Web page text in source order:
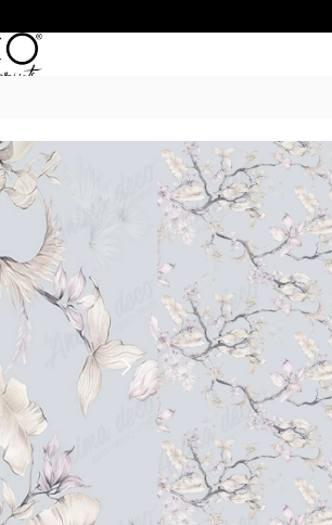
Inicio/ Empapelados/
ANTIQUE
$ 50.990–$
6 Cuotas sin
20% OFF por
15 días
Incluye
*Las imágenes son
de ancho por el
tonos digitales
pantalla.